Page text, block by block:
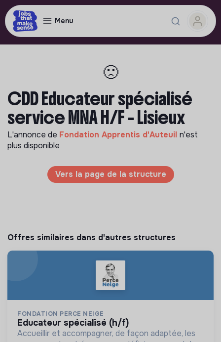
Menu
🙁
CDD Educateur spécialisé
service MNA H/F - Lisieux
L'annonce de Fondation Apprentis d'Auteuil n'est
plus disponible
Vers la page de la structure
Offres similaires dans d'autres structures
FONDATION PERCE NEIGE
educateur spécialisé (h/f)
Accueillir et accompagner, de façon adaptée, les